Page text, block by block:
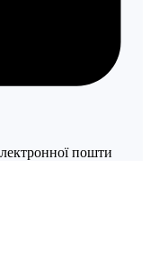
пошти